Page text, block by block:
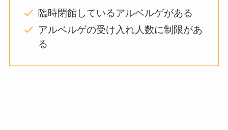
臨時閉館しているアルベルゲがある
アルベルゲの受け入れ人数に制限があ
る